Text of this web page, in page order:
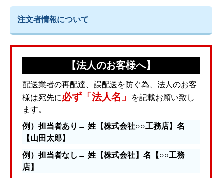
注文者情報について
【法人のお客様へ】
配送業者の再配達、誤配送を防ぐ為、法人のお客
様は宛先に必ず「法人名」
を記載お願い致し
ます。
例）担当者あり→ 姓【株式会社○○工務店】名
【山田太郎】
例）担当者なし→ 姓【株式会社】名【○○工務
店】